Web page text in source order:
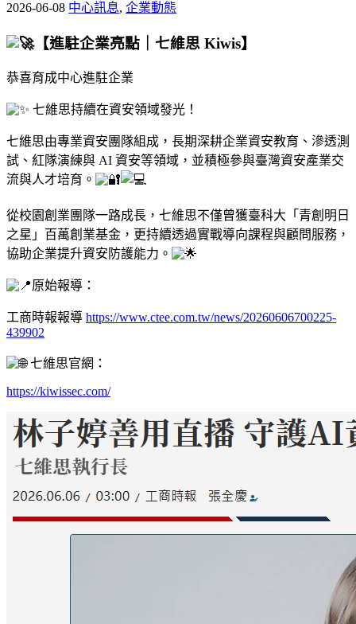
2026-06-08 中心訊息, 企業動態
【進駐企業亮點｜七維思 Kiwis】
恭喜育成中心進駐企業
七維思持續在資安領域發光！
七維思由專業資安團隊組成，長期深耕企業資安教育、滲透測
試、紅隊演練與 AI 資安等領域，並積極參與臺灣資安產業交
流與人才培育。
從校園創業團隊一路成長，七維思不僅曾獲臺科大「青創明日
之星」百萬創業基金，更持續透過實戰導向課程與顧問服務，
協助企業提升資安防護能力。
原始報導：
工商時報報導 https://www.ctee.com.tw/news/20260606700225-
439902
七維思官網：
https://kiwissec.com/